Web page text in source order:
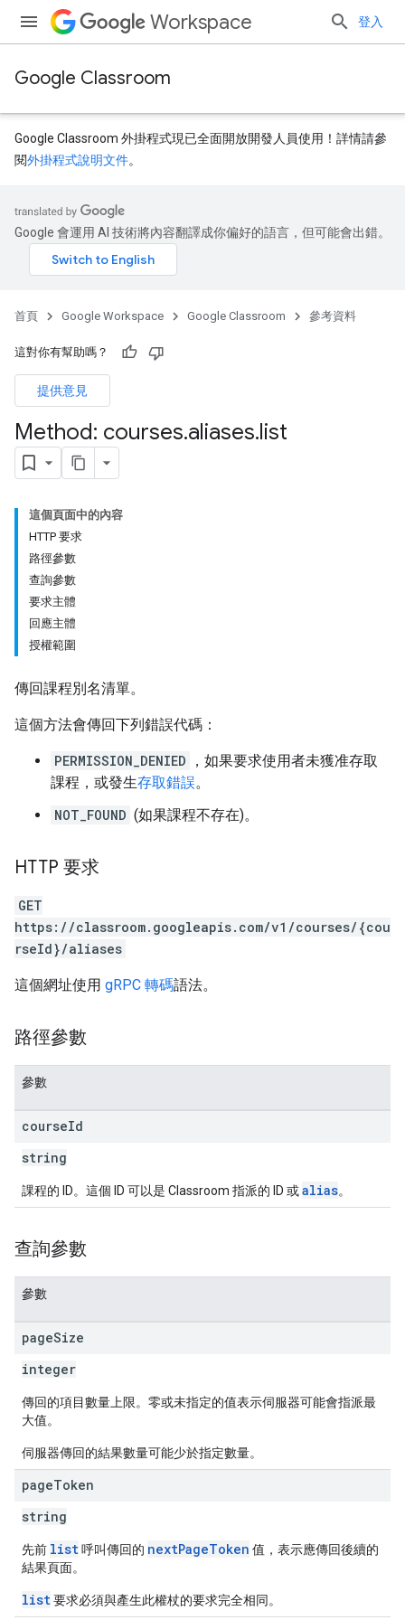
Workspace 登入
Google Classroom
Google Classroom 外掛程式現已全面開放開發人員使用！詳情請參
閱外掛程式說明文件。
Google 會運用 AI 技術將內容翻譯成你偏好的語言，但可能會出錯。
首頁 Google Workspace Google Classroom 參考資料
這對你有幫助嗎？
提供意見
Method: courses.aliases.list
這個頁面中的內容
HTTP 要求
路徑參數
查詢參數
要求主體
回應主體
授權範圍
傳回課程別名清單。
這個方法會傳回下列錯誤代碼：
PERMISSION_DENIED
，如果要求使用者未獲准存取
課程，或發生存取錯誤。
NOT_FOUND (如果課程不存在)。
HTTP 要求
GET
https://classroom.googleapis.com/v1/courses/{cou
rseId}/aliases
這個網址使用 gRPC 轉碼語法。
路徑參數
參數
courseId
string
課程的 ID。這個 ID 可以是 Classroom 指派的 ID 或alias。
查詢參數
參數
pageSize
integer
傳回的項目數量上限。零或未指定的值表示伺服器可能會指派最
大值。
伺服器傳回的結果數量可能少於指定數量。
pageToken
string
先前 list呼叫傳回的 nextPageToken 值，表示應傳回後續的
結果頁面。
list要求必須與產生此權杖的要求完全相同。